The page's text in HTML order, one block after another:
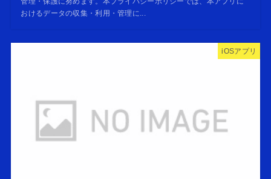
おけるデータの収集・利用・管理に...
iOSアプリ